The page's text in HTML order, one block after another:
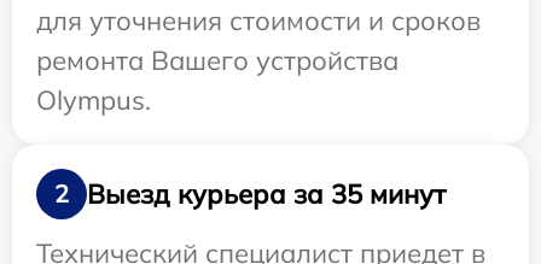
для уточнения стоимости и сроков
ремонта Вашего устройства
Olympus.
2
Выезд курьера за 35 минут
Технический специалист приедет в